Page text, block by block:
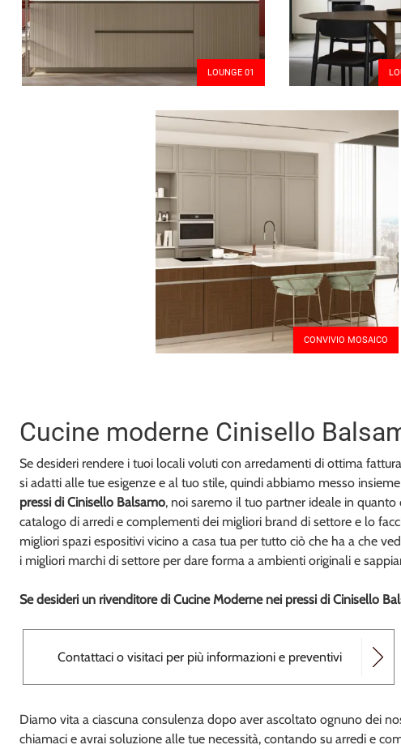
LOUNGE 01
CONVIVIO MOSAICO
Cucine moderne Cinisello
Se desideri rendere i tuoi locali voluti con arredamenti di ottima
si adatti alle tue esigenze e al tuo stile, quindi abbiamo messo
pressi di Cinisello Balsamo, noi saremo il tuo partner ideale in
catalogo di arredi e complementi dei migliori brand di settore e lo
migliori spazi espositivi vicino a casa tua per tutto ciò che ha a che
i migliori marchi di settore per dare forma a ambienti originali e
Se desideri un rivenditore di Cucine Moderne nei pressi di Cinisello
Contattaci o visitaci per più informazioni e preventivi
Diamo vita a ciascuna consulenza dopo aver ascoltato ognuno dei
chiamaci e avrai soluzione alle tue necessità, contando su arredi e